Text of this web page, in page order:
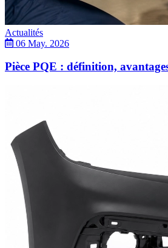
Actualités
06 May. 2026
Pièce PQE : définition,